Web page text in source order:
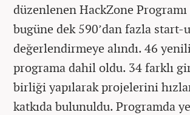
düzenlenen HackZone Programı
bugüne dek 590’dan fazla start-
değerlendirmeye alındı. 46
programa dahil oldu. 34 farklı
birliği yapılarak projelerini
katkıda bulunuldu. Programda